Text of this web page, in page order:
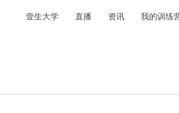
壹生大学 直播 资讯 我的训练